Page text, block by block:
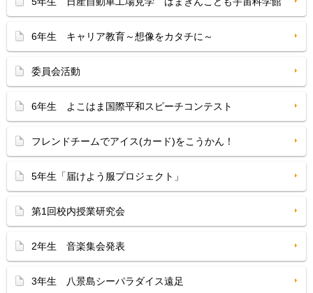
6年生 キャリア教育～想像をカタチに～
委員会活動
6年生 よこはま国際平和スピーチコンテスト
フレンドチームでアイス(カード)をこうかん！
5年生「届けよう服プロジェクト」
第1回校内授業研究会
2年生 音楽集会発表
3年生 八景島シーパラダイス遠足